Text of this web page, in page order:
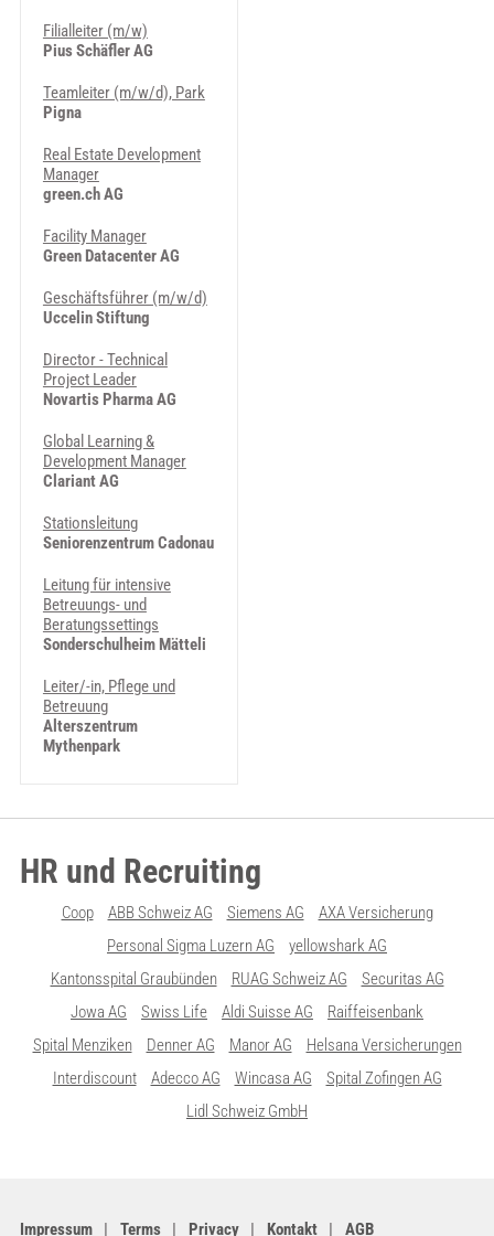
Filialleiter (m/w)
Pius Schäfler AG
Teamleiter (m/w/d), Park
Pigna
Real Estate Development
Manager
green.ch AG
Facility Manager
Green Datacenter AG
Geschäftsführer (m/w/d)
Uccelin Stiftung
Director - Technical
Project Leader
Novartis Pharma AG
Global Learning &
Development Manager
Clariant AG
Stationsleitung
Seniorenzentrum Cadonau
Leitung für intensive
Betreuungs- und
Beratungssettings
Sonderschulheim Mätteli
Leiter/-in, Pflege und
Betreuung
Alterszentrum
Mythenpark
HR und Recruiting
Coop ABB Schweiz AG Siemens AG
AXA Versicherung
Personal Sigma Luzern AG
yellowshark AG
Kantonsspital Graubünden
RUAG Schweiz AG
Securitas AG
Jowa AG
Swiss Life Aldi Suisse AG
Raiffeisenbank
Spital Menziken
Denner AG Manor AG
Helsana Versicherungen
Interdiscount
Adecco AG Wincasa AG
Spital Zofingen AG
Lidl Schweiz GmbH
Impressum Terms Privacy Kontakt AGB